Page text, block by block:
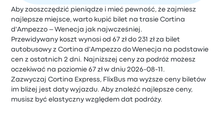
Aby zaoszczędzić pieniądze i mieć pewność, że zajmiesz
najlepsze miejsce, warto kupić bilet na trasie Cortina
d'Ampezzo – Wenecja jak najwcześniej.
Przewidywany koszt wynosi od 67 zł do 231 zł za bilet
autobusowy z Cortina d'Ampezzo do Wenecja na podstawie
cen z ostatnich 2 dni. Najniższej ceny za podróż możesz
oczekiwać na poziomie 67 zł w dniu 2026-08-11.
Zazwyczaj Cortina Express, FlixBus ma wyższe ceny biletów
im bliżej jest daty wyjazdu. Aby znaleźć najlepsze ceny,
musisz być elastyczny względem dat podróży.